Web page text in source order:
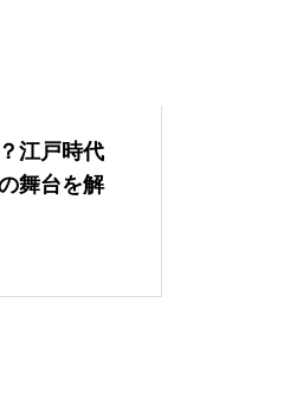
江戸時代
舞台を解